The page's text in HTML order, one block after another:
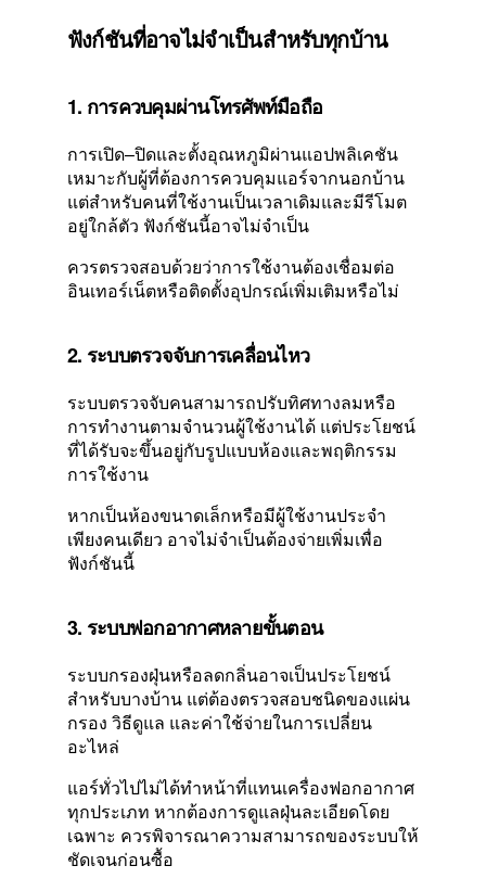
ฟังก์ชันที่อาจไม่จำเป็นสำหรับทุกบ้าน
1. การควบคุมผ่านโทรศัพท์มือถือ
การเปิด–ปิดและตั้งอุณหภูมิผ่านแอปพลิเคชัน
เหมาะกับผู้ที่ต้องการควบคุมแอร์จากนอกบ้าน
แต่สำหรับคนที่ใช้งานเป็นเวลาเดิมและมีรีโมต
อยู่ใกล้ตัว ฟังก์ชันนี้อาจไม่จำเป็น
ควรตรวจสอบด้วยว่าการใช้งานต้องเชื่อมต่อ
อินเทอร์เน็ตหรือติดตั้งอุปกรณ์เพิ่มเติมหรือไม่
2. ระบบตรวจจับการเคลื่อนไหว
ระบบตรวจจับคนสามารถปรับทิศทางลมหรือ
การทำงานตามจำนวนผู้ใช้งานได้ แต่ประโยชน์
ที่ได้รับจะขึ้นอยู่กับรูปแบบห้องและพฤติกรรม
การใช้งาน
หากเป็นห้องขนาดเล็กหรือมีผู้ใช้งานประจำ
เพียงคนเดียว อาจไม่จำเป็นต้องจ่ายเพิ่มเพื่อ
ฟังก์ชันนี้
3. ระบบฟอกอากาศหลายขั้นตอน
ระบบกรองฝุ่นหรือลดกลิ่นอาจเป็นประโยชน์
สำหรับบางบ้าน แต่ต้องตรวจสอบชนิดของแผ่น
กรอง วิธีดูแล และค่าใช้จ่ายในการเปลี่ยน
อะไหล่
แอร์ทั่วไปไม่ได้ทำหน้าที่แทนเครื่องฟอกอากาศ
ทุกประเภท หากต้องการดูแลฝุ่นละเอียดโดย
เฉพาะ ควรพิจารณาความสามารถของระบบให้
ชัดเจนก่อนซื้อ